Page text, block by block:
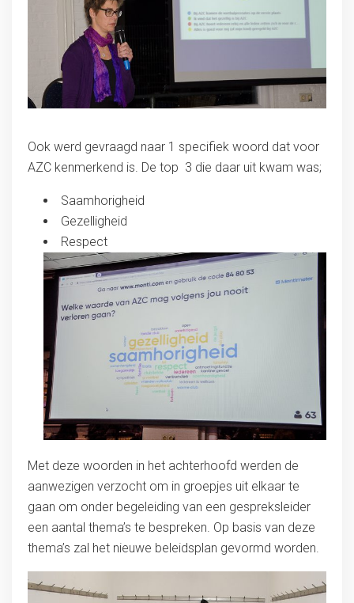
Ook werd gevraagd naar 1 specifiek woord dat voor
AZC kenmerkend is. De top 3 die daar uit kwam was;
Saamhorigheid
Gezelligheid
Respect
Met deze woorden in het achterhoofd werden de
aanwezigen verzocht om in groepjes uit elkaar te
gaan om onder begeleiding van een gespreksleider
een aantal thema’s te bespreken. Op basis van deze
thema’s zal het nieuwe beleidsplan gevormd worden.